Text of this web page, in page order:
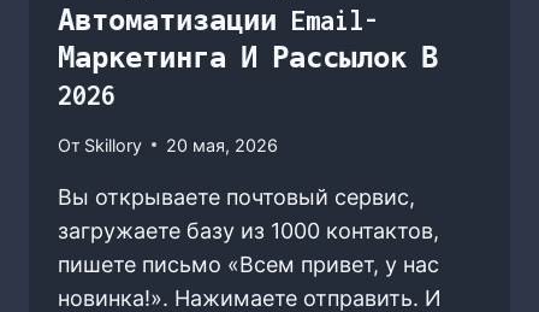
Автоматизации Email-
Маркетинга И Рассылок В
2026
От Skillory 20 мая, 2026
Вы открываете почтовый сервис,
загружаете базу из 1000 контактов,
пишете письмо «Всем привет, у нас
новинка!». Нажимаете отправить. И